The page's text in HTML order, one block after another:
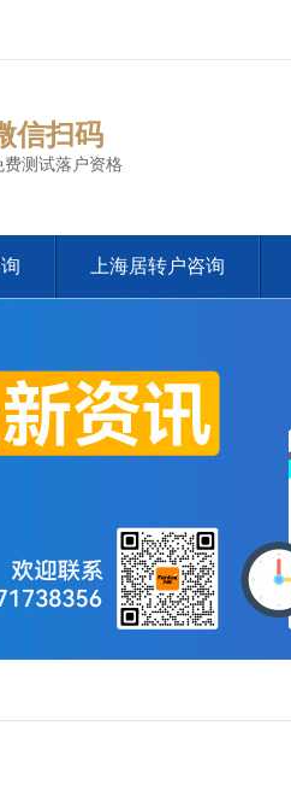
信扫码
费测试落户资格
上海居转户咨询